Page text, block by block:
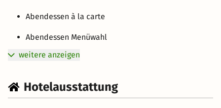
Abendessen à la carte
Abendessen Menüwahl
weitere anzeigen
Hotelausstattung